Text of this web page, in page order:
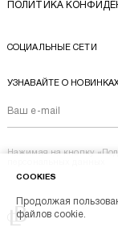
Перейти на главную
ПОЛИТИКА
СОЦИАЛЬНЫЕ СЕТИ
УЗНАВАЙТЕ О
Нажимая на кнопку
COOKIES
Продолжая
файлов cookie.